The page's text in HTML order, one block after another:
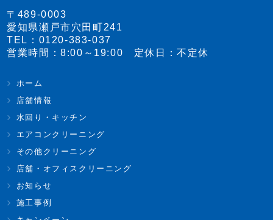
〒489-0003
愛知県瀬戸市穴田町241
TEL： 0120-383-037
営業時間：8:00～19:00 定休日：不定休
ホーム
店舗情報
水回り・キッチン
エアコンクリーニング
その他クリーニング
店舗・オフィスクリーニング
お知らせ
施工事例